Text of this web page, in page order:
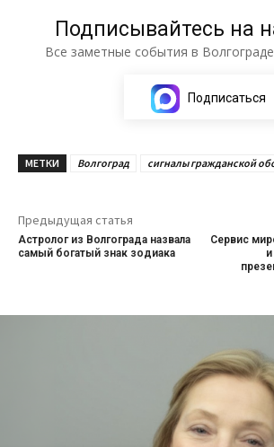
Подписывайтесь на
Все заметные события в
Подписаться
МЕТКИ Волгоград сигналы гражданской
Предыдущая статья
Астролог из Волгограда назвала
самый богатый знак зодиака
Сервис